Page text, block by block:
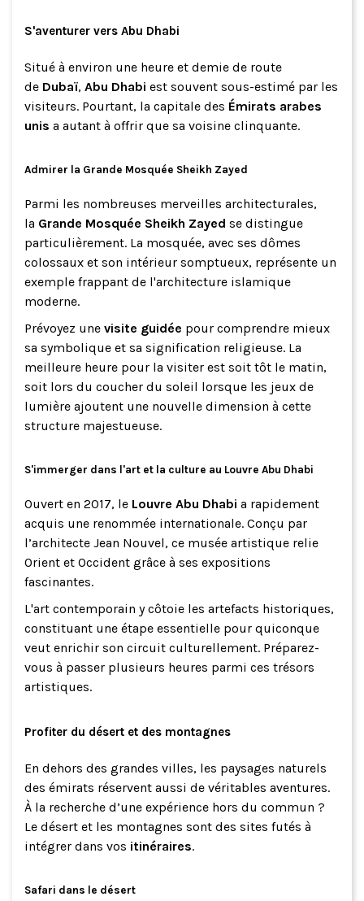
S'aventurer vers Abu Dhabi
Situé à environ une heure et demie de route
de Dubaï, Abu Dhabi est souvent sous-estimé par les
visiteurs. Pourtant, la capitale des Émirats arabes
unis a autant à offrir que sa voisine clinquante.
Admirer la Grande Mosquée Sheikh Zayed
Parmi les nombreuses merveilles architecturales,
la Grande Mosquée Sheikh Zayed se distingue
particulièrement. La mosquée, avec ses dômes
colossaux et son intérieur somptueux, représente un
exemple frappant de l'architecture islamique
moderne.
Prévoyez une visite guidée pour comprendre mieux
sa symbolique et sa signification religieuse. La
meilleure heure pour la visiter est soit tôt le matin,
soit lors du coucher du soleil lorsque les jeux de
lumière ajoutent une nouvelle dimension à cette
structure majestueuse.
S'immerger dans l'art et la culture au Louvre Abu Dhabi
Ouvert en 2017, le Louvre Abu Dhabi a rapidement
acquis une renommée internationale. Conçu par
l’architecte Jean Nouvel, ce musée artistique relie
Orient et Occident grâce à ses expositions
fascinantes.
L'art contemporain y côtoie les artefacts historiques,
constituant une étape essentielle pour quiconque
veut enrichir son circuit culturellement. Préparez-
vous à passer plusieurs heures parmi ces trésors
artistiques.
Profiter du désert et des montagnes
En dehors des grandes villes, les paysages naturels
des émirats réservent aussi de véritables aventures.
À la recherche d’une expérience hors du commun ?
Le désert et les montagnes sont des sites futés à
intégrer dans vos itinéraires.
Safari dans le désert